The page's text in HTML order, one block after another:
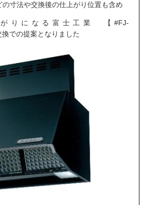
の寸法や交換後の仕上がり位置も含め
りになる富士工業 【#FJ-
での提案となりました